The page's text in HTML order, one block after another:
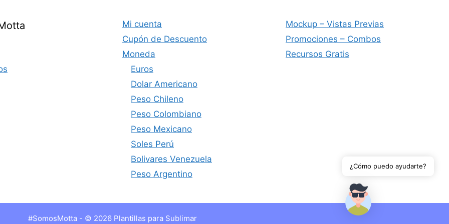
Mi cuenta
Cupón de Descuento
Moneda
Euros
Dolar Americano
Peso Chileno
Peso Colombiano
Peso Mexicano
Soles Perú
Bolivares Venezuela
Peso Argentino
Mockup – Vistas Previas
Promociones – Combos
Recursos Gratis
#SomosMotta - © 2026 Plantillas para Sublimar
¿Cómo puedo ayudarte?